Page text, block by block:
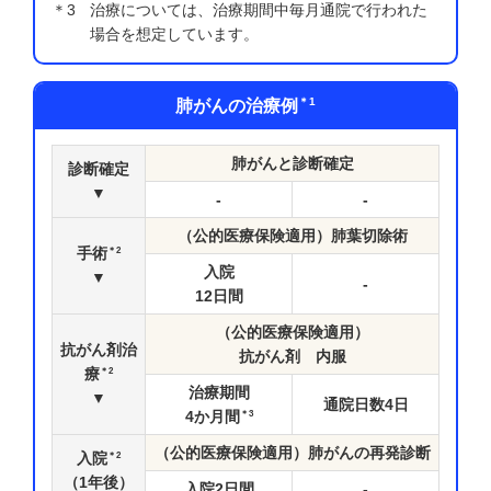
＊3
治療については、治療期間中毎月通院で行われた
場合を想定しています。
肺がんの治療例 ＊1
診断確定
▼
肺がんと診断確定
- -
手術 ＊2
▼
（公的医療保険適用）肺葉切除術
入院
12日間
-
抗がん剤治
療 ＊2
▼
（公的医療保険適用）
抗がん剤 内服
治療期間
4か月間＊3 通院日数4日
入院 ＊2
（1年後）
（公的医療保険適用）肺がんの再発診断